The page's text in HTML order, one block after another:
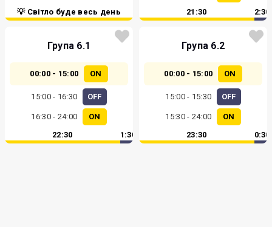
💡 Світло буде весь день
21:30
2:30
Група 6.1
00:00 - 15:00 ON
15:00 - 16:30 OFF
16:30 - 24:00
ON
22:30
1:30
Група 6.2
00:00 - 15:00 ON
15:00 - 15:30 OFF
15:30 - 24:00
ON
23:30
0:30